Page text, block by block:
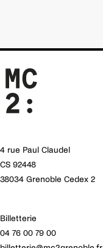
4 rue Paul Claudel
CS 92448
38034 Grenoble Cedex 2
Billetterie
04 76 00 79 00